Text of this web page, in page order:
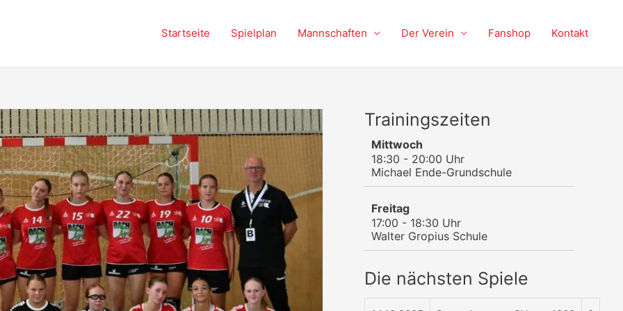
Startseite Spielplan Mannschaften Der Verein Fanshop Kontakt
Trainingszeiten
Mittwoch
18:30 - 20:00 Uhr
Michael Ende-Grundschule
Freitag
17:00 - 18:30 Uhr
Walter Gropius Schule
Die nächsten Spiele